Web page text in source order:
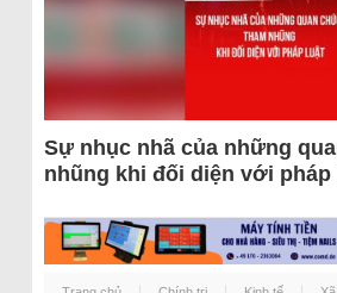
Sự nhục nhã của những
nhũng khi đối diện với pháp